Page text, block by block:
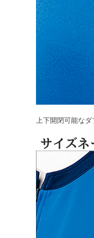
上下開閉可能な